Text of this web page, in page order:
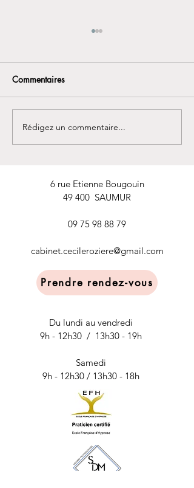
Hypnose : une aide douce
pour les enfants et les
Commentaires
Rédigez un commentaire...
6 rue Etienne Bougouin
49 400 SAUMUR
09 75 98 88 79
cabinet.cecileroziere@gmail.com
Prendre rendez-vous
Du lundi au vendredi
9h - 12h30 / 13h30 - 19h
Samedi
9h - 12h30 / 13h30 - 18h